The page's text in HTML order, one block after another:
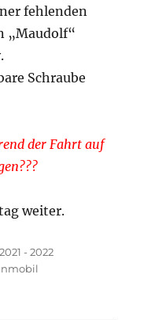
fehlenden
„Maudolf“
Schraube
der Fahrt auf
weiter.
Kategorien
2021 - 2022